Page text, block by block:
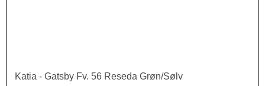
Katia - Gatsby Fv. 56 Reseda Grøn/Sølv